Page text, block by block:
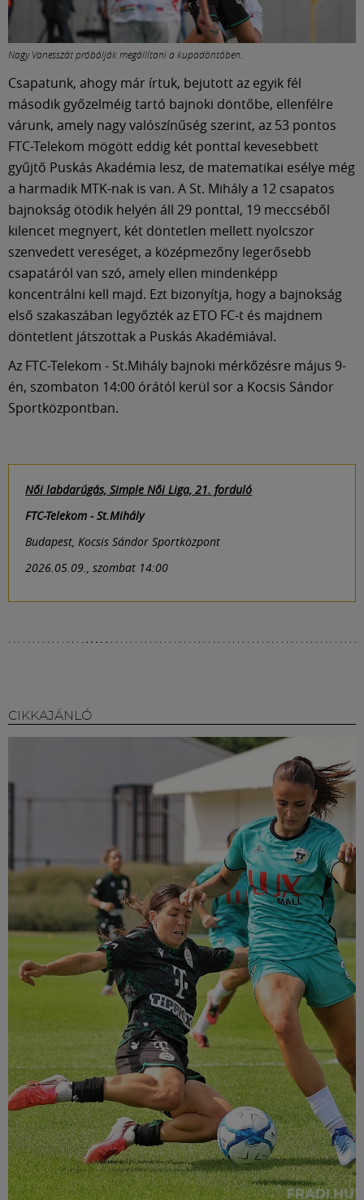
Nagy Vanesszát próbálják megállítani a kupadöntőben.
Csapatunk, ahogy már írtuk, bejutott az egyik fél
második győzelméig tartó bajnoki döntőbe, ellenfélre
várunk, amely nagy valószínűség szerint, az 53 pontos
FTC-Telekom mögött eddig két ponttal kevesebbett
gyűjtő Puskás Akadémia lesz, de matematikai esélye még
a harmadik MTK-nak is van. A St. Mihály a 12 csapatos
bajnokság ötödik helyén áll 29 ponttal, 19 meccséből
kilencet megnyert, két döntetlen mellett nyolcszor
szenvedett vereséget, a középmezőny legerősebb
csapatáról van szó, amely ellen mindenképp
koncentrálni kell majd. Ezt bizonyítja, hogy a bajnokság
első szakaszában legyőzték az ETO FC-t és majdnem
döntetlent játszottak a Puskás Akadémiával.
Az FTC-Telekom - St.Mihály bajnoki mérkőzésre május 9-
én, szombaton 14:00 órától kerül sor a Kocsis Sándor
Sportközpontban.
Női labdarúgás, Simple Női Liga, 21. forduló
FTC-Telekom - St.Mihály
Budapest, Kocsis Sándor Sportközpont
2026.05.09., szombat 14:00
CIKKAJÁNLÓ